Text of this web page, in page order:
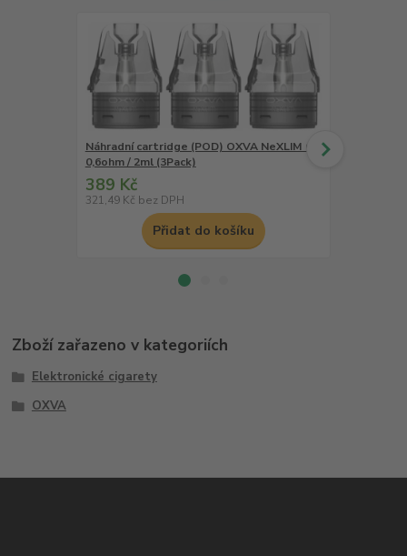
Náhradní cartridge (POD) OXVA NeXLIM CL
0,6ohm / 2ml (3Pack)
389 Kč
321,49 Kč bez DPH
Přidat do košíku
Zboží zařazeno v kategoriích
Elektronické cigarety
OXVA